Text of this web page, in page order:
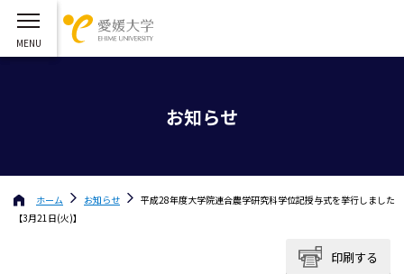
お知らせ
ホーム お知らせ
平成28年度大学院連合農学研究科学位記授与式を挙行しました
【3月21日(火)】
印刷する